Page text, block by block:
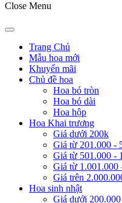
Close Menu
Trang Chủ
Mẫu hoa mới
Khuyến mãi
Chủ đề hoa
Hoa bó tròn
Hoa bó dài
Hoa hộp
Hoa Khai trương
Giá dưới 200k
Giá từ 201.000 -
Giá từ 501.000 -
Giá từ 1.001.000
Giá trên
Hoa sinh nhật
Giá dưới 200.000